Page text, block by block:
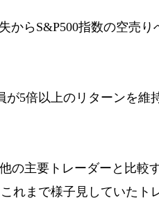
からS&P500指数の空売
5倍以上のリターンを
の主要トレーダーと比
れまで様子見していた